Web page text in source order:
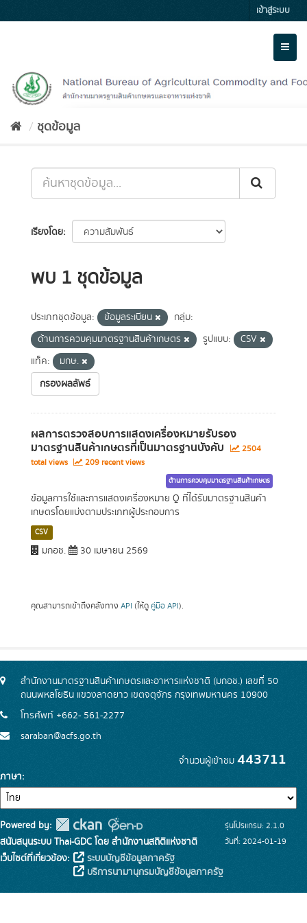
to
เข้าสู่ระบบ
ชุดข้อมูล
เรียงโดย
พบ 1 ชุดข้อมูล
ประเภทชุดข้อมูล: ข้อมูลระเบียน
กลุ่ม:
ด้านการควบคุมมาตรฐานสินค้าเกษตร
รูปแบบ:
CSV
แท็ค:
มกษ.
กรองผลลัพธ์
ผลการตรวจสอบการแสดงเครื่องหมายรับรอง
มาตรฐานสินค้าเกษตรที่เป็นมาตรฐานบังคับ
2504
total views
209 recent views
ด้านการควบคุมมาตรฐานสินค้าเกษตร
ข้อมูลการใช้และการแสดงเครื่องหมาย Q ที่ได้รับมาตรฐานสินค้า
เกษตรโดยแบ่งตามประเภทผู้ประกอบการ
CSV
มกอช. 30 เมษายน 2569
คุณสามารถเข้าถึงคลังทาง API (ให้ดู คู่มือ API).
สำนักงานมาตรฐานสินค้าเกษตรและอาหารแห่งชาติ (มกอช.) เลขที่ 50
ถนนพหลโยธิน แขวงลาดยาว เขตจตุจักร กรุงเทพมหานคร 10900
โทรศัพท์ +662- 561-2277
saraban@acfs.go.th
จำนวนผู้เข้าชม 443711
ภาษา
Powered by:
สนับสนุนระบบ Thai-GDC โดย สำนักงานสถิติแห่งชาติ
เว็บไซต์ที่เกี่ยวข้อง:
ระบบบัญชีข้อมูลภาครัฐ
บริการนามานุกรมบัญชีข้อมูลภาครัฐ
รุ่นโปรแกรม: 2.1.0
วันที่: 2024-01-19